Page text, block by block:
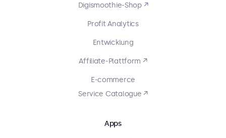
Digismoothie-Shop ↗
Profit Analytics
Entwicklung
Affiliate-Plattform ↗
E-commerce
Service Catalogue ↗
Apps